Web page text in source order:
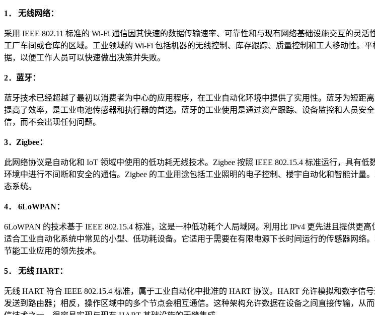
1． 无线网络：
采用 IEEE 802.11 标准的 Wi-Fi 通信因其快速的数据传输速率、可靠性和与现有网络基础设施交互的灵
工厂车间或仓库的区域。工业领域的 Wi-Fi 包括机器的无线控制、库存跟踪、质量控制和工人移动性。
据，以便工作人员可以快速做出决策并失败。
2．蓝牙：
蓝牙技术已经超越了最初以消费者为中心的应用程序，在工业自动化环境中提供了实用性。蓝牙为短
提高了效率，是工业电池传感器和执行器的首选。蓝牙的工业使用是通过资产跟踪、设备监控和人员
信，而不会出现任何问题。
3．Zigbee：
此网络协议是自动化和 IoT 领域中使用的低功耗无线技术。Zigbee 按照 IEEE 802.15.4 标准运行，具有
环境中进行不间断和安全的通信。Zigbee 的工业用途包括工业照明的电子控制、楼宇自动化和智能计量
态系统。
4． 6LoWPAN：
6LoWPAN 的技术基于 IEEE 802.15.4 标准，这是一种低功耗个人局域网。利用比 IPv4 更先进且提供更
适合工业自动化系统中常见的小型、低功耗设备。它适用于需要在有限电源下长时间运行的传感器网络
节能工业应用的领先技术。
5． 无线 HART：
无线 HART 符合 IEEE 802.15.4 标准，属于工业自动化中批准的 HART 协议。HART 允许模拟和数字
发送到路由器；相反，操作区域中的多个节点会相互通信。这种架构允许数据在设备之间直接传输，从